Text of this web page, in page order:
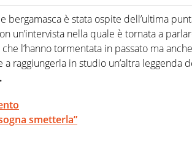
segreti: basket, football, baseball e la
non vedono granché
bergamasca è stata ospite dell’ultima
un’intervista nella quale è tornata a
l’hanno tormentata in passato ma
a raggiungerla in studio un’altra leggenda
smetterla”